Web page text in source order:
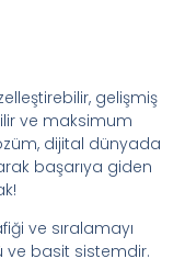
gelişmiş
ve maksimum
dijital dünyada
başarıya giden
ve sıralamayı
ve basit sistemdir.